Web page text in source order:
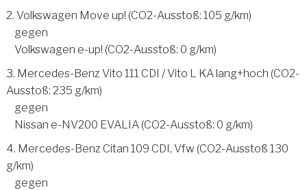
2. Volkswagen Move up! (CO2-Ausstoß: 105 g/km)
gegen
Volkswagen e-up! (CO2-Ausstoß: 0 g/km)
3. Mercedes-Benz Vito 111 CDI / Vito L KA lang+hoch (CO2-
Ausstoß: 235 g/km)
gegen
Nissan e-NV200 EVALIA (CO2-Ausstoß: 0 g/km)
4. Mercedes-Benz Citan 109 CDI, Vfw (CO2-Ausstoß 130
g/km)
gegen